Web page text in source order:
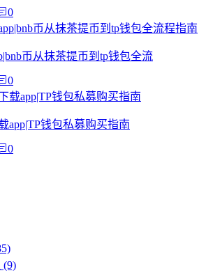
0
币从抹茶提币到tp钱包全流
0
app|TP钱包私募购买指南
0
(9)